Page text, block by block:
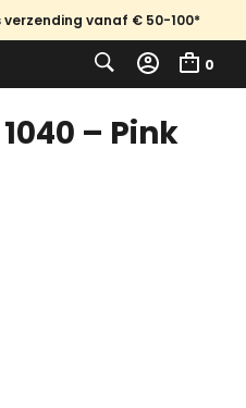
verzending vanaf € 50-100*
0
– Pink